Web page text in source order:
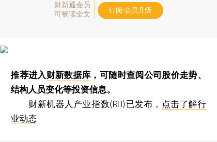
财新通会员
可畅读全文
订阅/会员升级
推荐进入财新数据库 ，可随时查阅公司股价走势、
结构人员变化等投资信息。
财新机器人产业指数(RII)已发布， 点击了解行
业动态